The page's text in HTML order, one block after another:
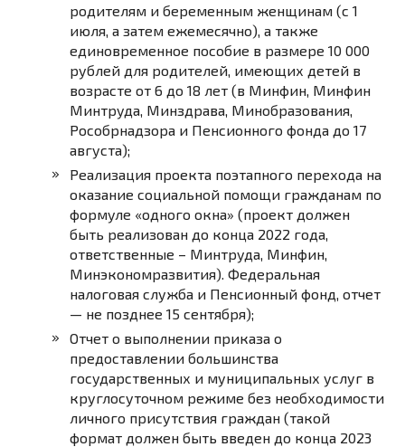
родителям и беременным женщинам (с 1
июля, а затем ежемесячно), а также
единовременное пособие в размере 10 000
рублей для родителей, имеющих детей в
возрасте от 6 до 18 лет (в Минфин, Минфин
Минтруда, Минздрава, Минобразования,
Рособрнадзора и Пенсионного фонда до 17
августа);
Реализация проекта поэтапного перехода на
оказание социальной помощи гражданам по
формуле «одного окна» (проект должен
быть реализован до конца 2022 года,
ответственные – Минтруда, Минфин,
Минэкономразвития). Федеральная
налоговая служба и Пенсионный фонд, отчет
— не позднее 15 сентября);
Отчет о выполнении приказа о
предоставлении большинства
государственных и муниципальных услуг в
круглосуточном режиме без необходимости
личного присутствия граждан (такой
формат должен быть введен до конца 2023